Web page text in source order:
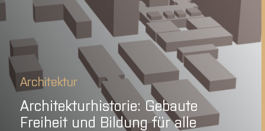
Architektur
Architekturhistorie: Gebaute
Freiheit und Bildung für alle